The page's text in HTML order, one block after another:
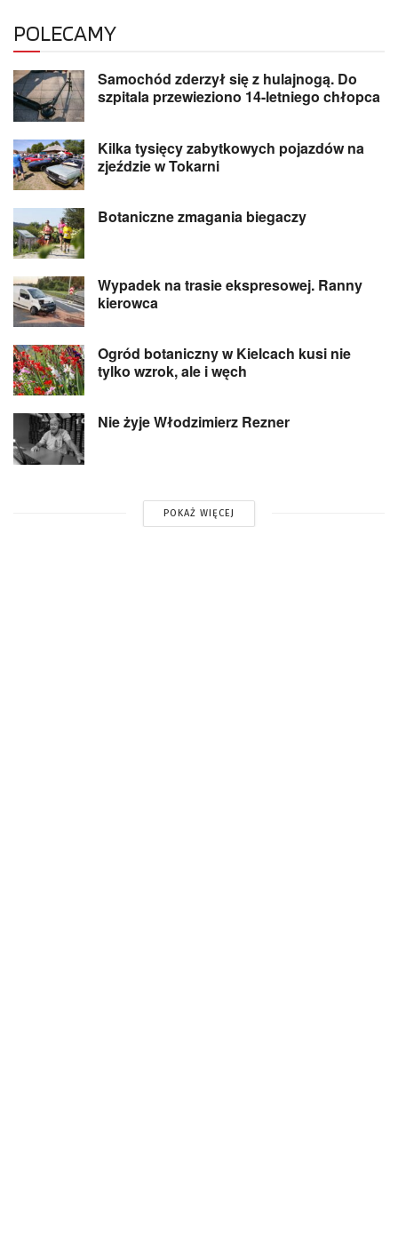
POLECAMY
Samochód zderzył się z hulajnogą. Do
szpitala przewieziono 14-letniego chłopca
Kilka tysięcy zabytkowych pojazdów na
zjeździe w Tokarni
Botaniczne zmagania biegaczy
Wypadek na trasie ekspresowej. Ranny
kierowca
Ogród botaniczny w Kielcach kusi nie
tylko wzrok, ale i węch
Nie żyje Włodzimierz Rezner
POKAŻ WIĘCEJ